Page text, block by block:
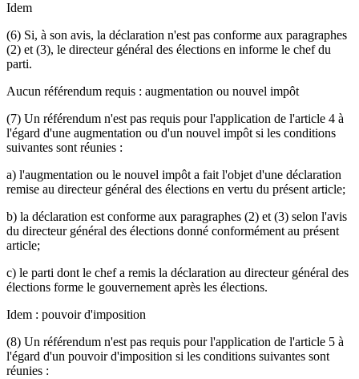
Idem
(6) Si, à son avis, la déclaration n'est pas conforme aux paragraphes
(2) et (3), le directeur général des élections en informe le chef du
parti.
Aucun référendum requis : augmentation ou nouvel impôt
(7) Un référendum n'est pas requis pour l'application de l'article 4 à
l'égard d'une augmentation ou d'un nouvel impôt si les conditions
suivantes sont réunies :
a) l'augmentation ou le nouvel impôt a fait l'objet d'une déclaration
remise au directeur général des élections en vertu du présent article;
b) la déclaration est conforme aux paragraphes (2) et (3) selon l'avis
du directeur général des élections donné conformément au présent
article;
c) le parti dont le chef a remis la déclaration au directeur général des
élections forme le gouvernement après les élections.
Idem : pouvoir d'imposition
(8) Un référendum n'est pas requis pour l'application de l'article 5 à
l'égard d'un pouvoir d'imposition si les conditions suivantes sont
réunies :